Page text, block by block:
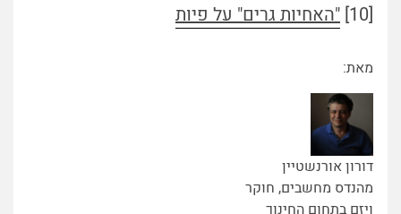
[10]
"האחיות גרים" על פיות
מאת:
דורון אורנשטיין
מהנדס מחשבים, חוקר
ויזם בתחום החינוך